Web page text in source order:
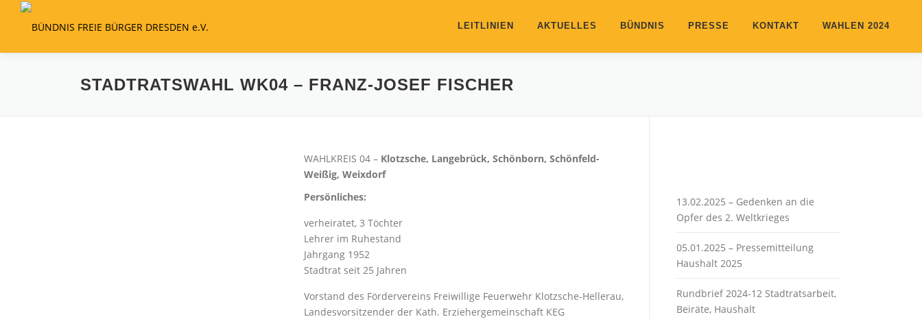
LEITLINIEN AKTUELLES BÜNDNIS PRESSE KONTAKT WAHLEN 2024
STADTRATSWAHL WK04 – FRANZ-JOSEF FISCHER
WAHLKREIS 04 – Klotzsche, Langebrück, Schönborn, Schönfeld-
Weißig, Weixdorf
Persönliches:
verheiratet, 3 Töchter
Lehrer im Ruhestand
Jahrgang 1952
Stadtrat seit 25 Jahren
Vorstand des Fördervereins Freiwillige Feuerwehr Klotzsche-Hellerau,
Landesvorsitzender der Kath. Erziehergemeinschaft KEG
13.02.2025 – Gedenken an die
Opfer des 2. Weltkrieges
05.01.2025 – Pressemitteilung
Haushalt 2025
Rundbrief 2024-12 Stadtratsarbeit,
Beiräte, Haushalt